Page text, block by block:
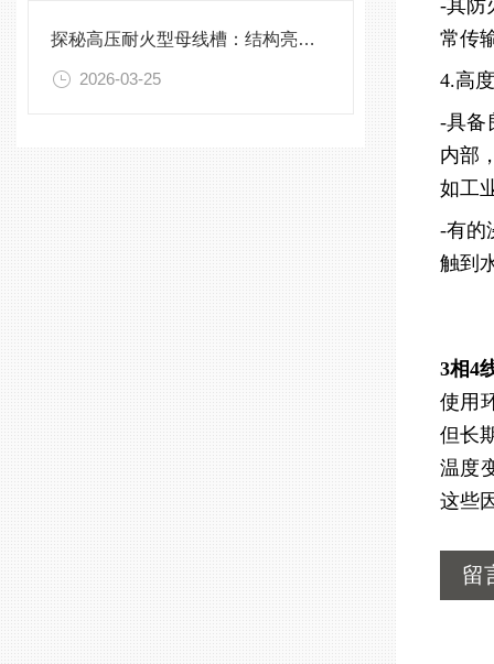
探秘高压耐火型母线槽：结构亮点与实用效能
2026-03-25
-其防
常传
4.高
-具备
内部
如工
-有的
触到
3相4
使用
但长
温度
这些
留